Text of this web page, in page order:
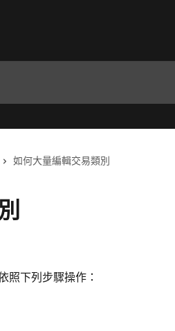
如何大量編輯交易類別
照下列步驟操作：